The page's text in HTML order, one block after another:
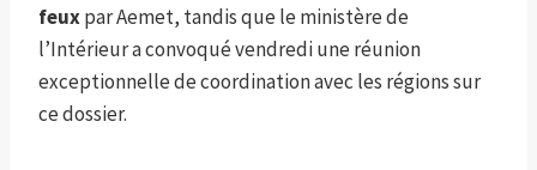
feuxpar Aemet, tandis que le ministère de
l’Intérieur a convoqué vendredi une réunion
exceptionnelle de coordination avec les régions sur
ce dossier.